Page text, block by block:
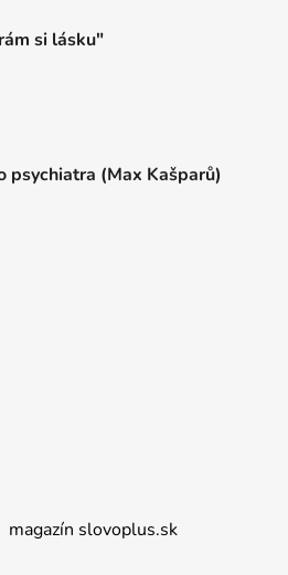
si lásku"
psychiatra (Max Kašparů)
magazín slovoplus.sk